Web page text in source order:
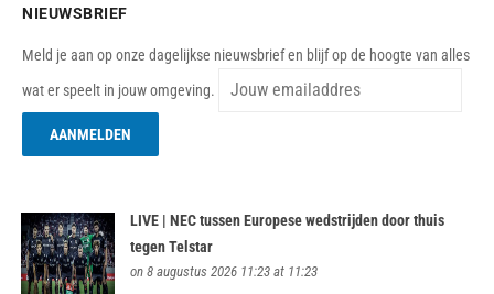
NIEUWSBRIEF
Meld je aan op onze dagelijkse nieuwsbrief en blijf op de hoogte van alles
wat er speelt in jouw omgeving.
LIVE | NEC tussen Europese wedstrijden door thuis
tegen Telstar
on 8 augustus 2026 11:23 at 11:23